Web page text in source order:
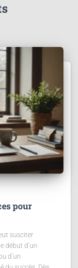
pour
susciter
début d’un
d’un